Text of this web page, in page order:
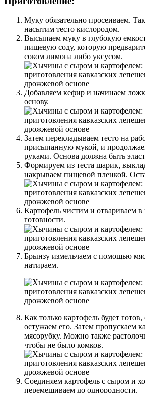
Муку обязательно просеиваем.
насытим тесто кислородом.
Высыпаем муку в глубокую
пищевую соду, которую
соком лимона либо уксусом.
Добавляем кефир и начинаем
основу.
Затем перекладываем тесто на
присыпанную мукой, и
руками. Основа должна быть
Формируем из теста шарик,
накрываем пищевой пленкой.
Картофель чистим и отвариваем
готовности.
Брынзу измельчаем с помощью
натираем.
Как только картофель будет
остужаем его. Затем пропускаем
мясорубку. Можно также
чтобы не было комков.
Соединяем картофель с сыром и
перемешиваем до однородности.